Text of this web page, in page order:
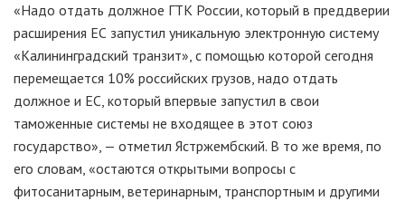
«Надо отдать должное ГТК России, который в преддверии
расширения ЕС запустил уникальную электронную систему
«Калининградский транзит», с помощью которой сегодня
перемещается 10% российских грузов, надо отдать
должное и ЕС, который впервые запустил в свои
таможенные системы не входящее в этот союз
государство», — отметил Ястржембский. В то же время, по
его словам, «остаются открытыми вопросы с
фитосанитарным, ветеринарным, транспортным и другими